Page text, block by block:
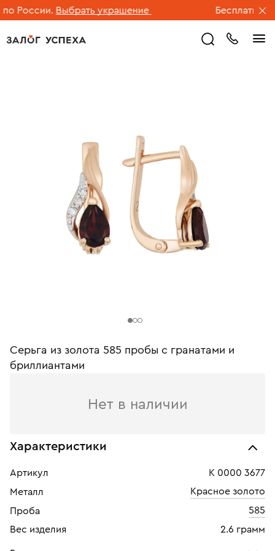
России. Выбрать украшение Бесплатная
Серьга из золота 585 пробы c гранатами и
бриллиантами
Нет в наличии
Характеристики
Артикул
К 0000 3677
Металл
Красное золото
Проба
585
Вес изделия
2.6 грамм